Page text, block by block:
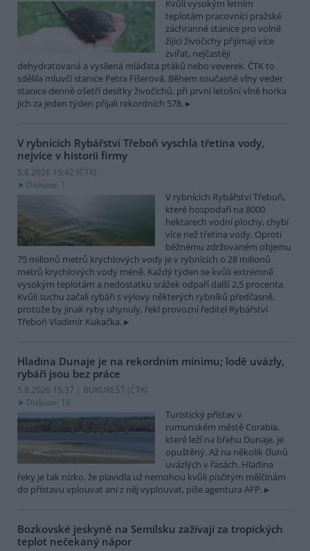
Kvůli vysokým letním
teplotám pracovníci pražské
záchranné stanice pro volně
žijící živočichy přijímají více
zvířat, nejčastěji
dehydratovaná a vysílená mláďata ptáků nebo veverek. ČTK to
sdělila mluvčí stanice Petra Fišerová. Během současné vlny veder
stanice denně ošetří desítky živočichů, při první letošní vlně horka
jich za jeden týden přijali rekordních 578.
V rybnících Rybářství Třeboň vyschla třetina vody,
nejvíce v historii firmy
5.8.2026 15:42 (ČTK)
Diskuse: 1
V rybnících Rybářství Třeboň,
které hospodaří na 8000
hektarech vodní plochy, chybí
více než třetina vody. Oproti
běžnému zdržovaném objemu
75 milionů metrů krychlových vody je v rybnících o 28 milionů
metrů krychlových vody méně. Každý týden se kvůli extrémně
vysokým teplotám a nedostatku srážek odpaří další 2,5 procenta.
Kvůli suchu začali rybáři s výlovy některých rybníků předčasně,
protože by jinak ryby uhynuly, řekl provozní ředitel Rybářství
Třeboň Vladimír Kukačka.
Hladina Dunaje je na rekordním minimu; lodě uvázly,
rybáři jsou bez práce
5.8.2026 15:37 | BUKUREŠŤ (ČTK)
Diskuse: 16
Turistický přístav v
rumunském městě Corabia,
které leží na břehu Dunaje, je
opuštěný. Až na několik člunů
uvázlých v řasách. Hladina
řeky je tak nízko, že plavidla už nemohou kvůli písčitým mělčinám
do přístavu vplouvat ani z něj vyplouvat, píše agentura AFP.
Bozkovské jeskyně na Semilsku zažívají za tropických
teplot nečekaný nápor